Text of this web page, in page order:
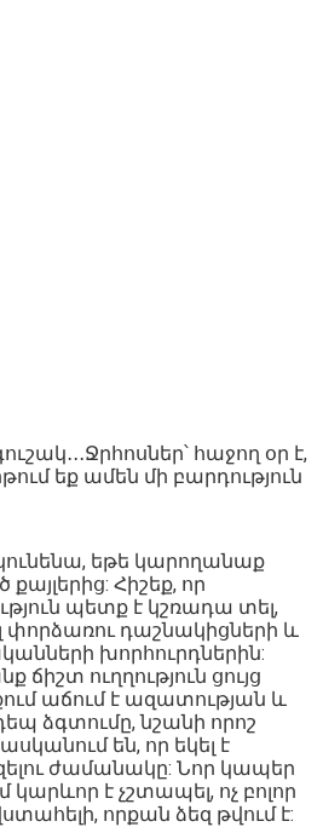
հաջող օր է,
եք ամեն մի բարդություն
եթե կարողանաք
Հիշեք, որ
պետք է կշռադա տել,
փորձառու դաշնակիցների և
խորհուրդներին:
ճիշտ ուղղություն ցույց
աճում է ազատության և
ձգտումը, նշանի որոշ
են, որ եկել է
ժամանակը: Նոր կապեր
կարևոր է չշտապել, ոչ բոլոր
որքան ձեզ թվում է: